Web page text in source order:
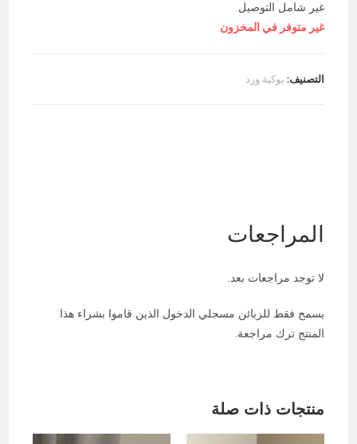
غير شامل التوصيل
غير متوفر في المخزون
التصنيف: بوكية ورد
المراجعات
لا توجد مراجعات بعد.
يسمح فقط للزبائن مسجلي الدخول الذين قاموا بشراء هذا
المنتج ترك مراجعة.
منتجات ذات صلة